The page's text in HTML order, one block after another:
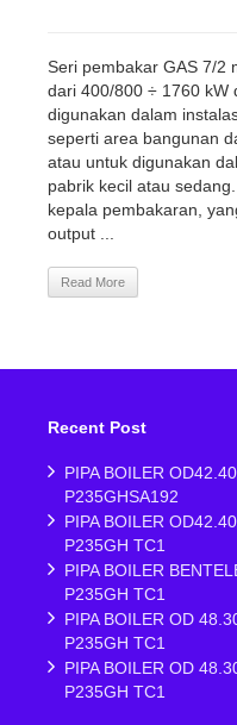
Seri pembakar GAS 7/2
dari 400/800 ÷ 1760 kW
digunakan dalam
seperti area bangunan
atau untuk digunakan
pabrik kecil atau
kepala pembakaran,
output ...
Read More
Recent Post
PIPA BOILER
P235GHSA192
PIPA BOILER
P235GH TC1
PIPA BOILER
P235GH TC1
PIPA BOILER OD
P235GH TC1
PIPA BOILER OD
P235GH TC1